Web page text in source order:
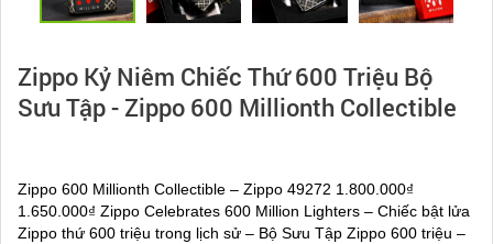
Zippo Kỷ Niêm Chiếc Thứ 600 Triệu Bộ
Sưu Tập - Zippo 600 Millionth Collectible
Zippo 600 Millionth Collectible – Zippo 49272 1.800.000₫
1.650.000₫ Zippo Celebrates 600 Million Lighters – Chiếc bật lửa
Zippo thứ 600 triệu trong lịch sử – Bộ Sưu Tập Zippo 600 triệu –